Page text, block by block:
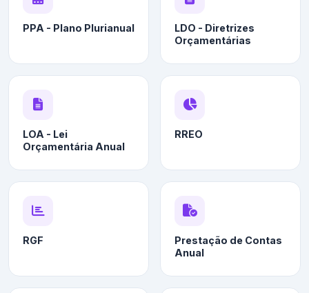
PPA - Plano Plurianual
LDO - Diretrizes
Orçamentárias
LOA - Lei
Orçamentária Anual
RREO
RGF
Prestação de Contas
Anual